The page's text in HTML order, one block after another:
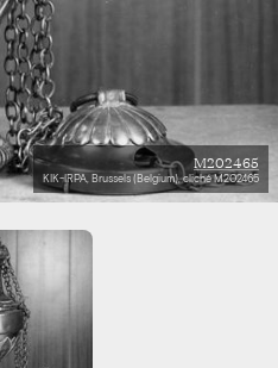
M202465
KIK-IRPA, Brussels (Belgium), cliché M202465